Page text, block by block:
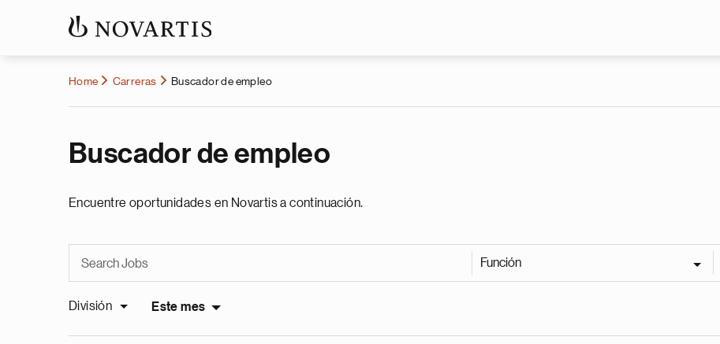
Home Carreras Buscador de empleo
Buscador de empleo
Encuentre oportunidades en Novartis a continuación.
Función
División Este mes